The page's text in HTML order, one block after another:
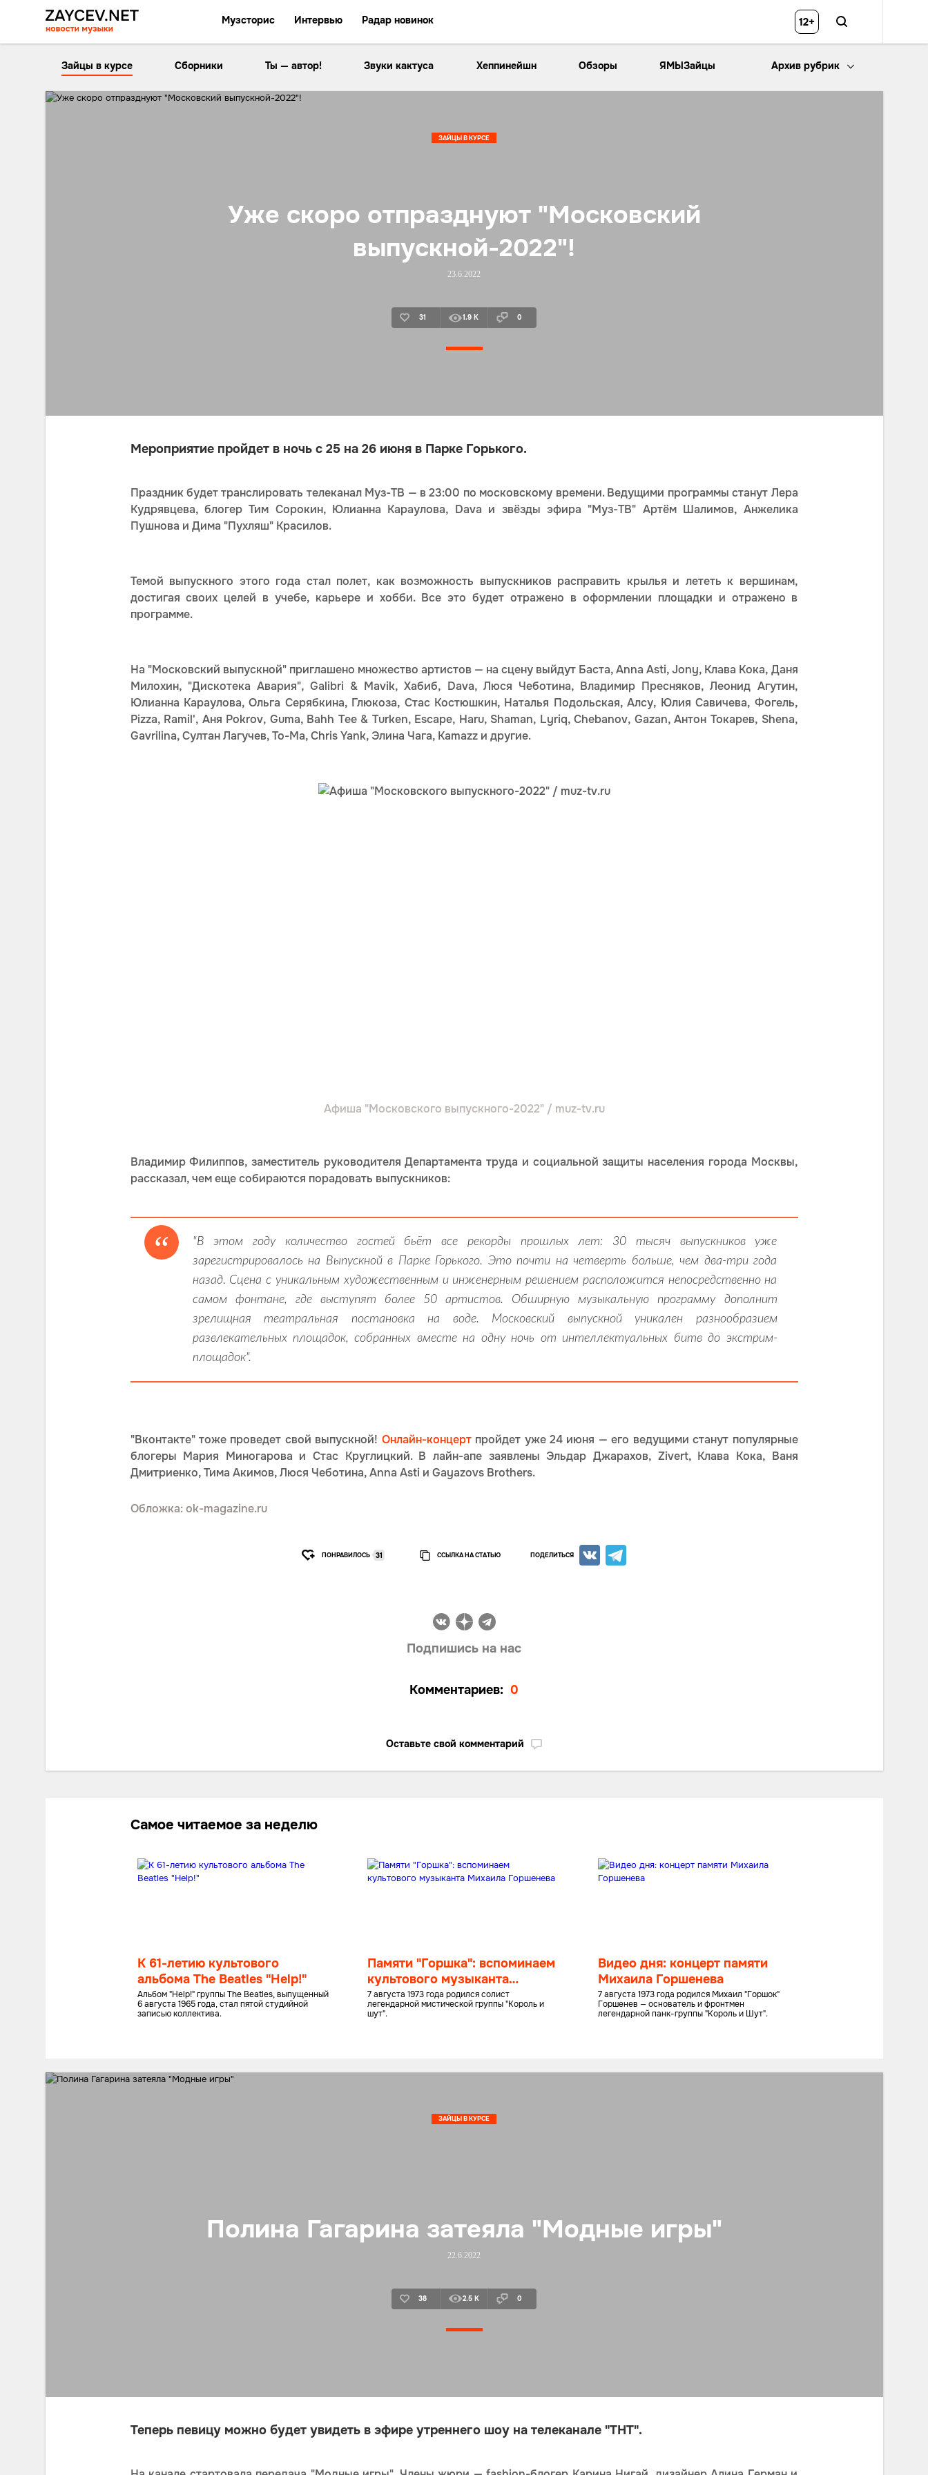
Музсторис Интервью Радар новинок 12+
Зайцы в курсе Сборники Ты — автор! Звуки кактуса Хеппинейшн Обзоры ЯМЫЗайцы Архив рубрик
Уже скоро отпразднуют "Московский
выпускной-2022"!
23.6.2022
31 1.9 K 0
ЗАЙЦЫ В КУРСЕ
Мероприятие пройдет в ночь с 25 на 26 июня в Парке Горького.
Праздник будет транслировать телеканал Муз-ТВ — в 23:00 по московскому времени. Ведущими программы станут Лера
Кудрявцева, блогер Тим Сорокин, Юлианна Караулова, Dava и звёзды эфира "Муз-ТВ" Артём Шалимов, Анжелика
Пушнова и Дима "Пухляш" Красилов.
Темой выпускного этого года стал полет, как возможность выпускников расправить крылья и лететь к вершинам,
достигая своих целей в учебе, карьере и хобби. Все это будет отражено в оформлении площадки и отражено в
программе.
На "Московский выпускной" приглашено множество артистов — на сцену выйдут Баста, Anna Asti, Jony, Клава Кока, Даня
Милохин, "Дискотека Авария", Galibri & Mavik, Хабиб, Dava, Люся Чеботина, Владимир Пресняков, Леонид Агутин,
Юлианна Караулова, Ольга Серябкина, Глюкозa, Стас Костюшкин, Наталья Подольская, Алсу, Юлия Савичева, Фогель,
Pizza, Ramil', Аня Pokrov, Guma, Bahh Tee & Turken, Escape, Haru, Shaman, Lyriq, Chebanov, Gazan, Антон Токарев, Shena,
Gavrilina, Султан Лагучев, То-Ма, Chris Yank, Элина Чага, Kamazz и другие.
Афиша "Московского выпускного-2022" / muz-tv.ru
Владимир Филиппов, заместитель руководителя Департамента труда и социальной защиты населения города Москвы,
рассказал, чем еще собираются порадовать выпускников:
"В этом году количество гостей бьёт все рекорды прошлых лет: 30 тысяч выпускников уже
зарегистрировалось на Выпускной в Парке Горького. Это почти на четверть больше, чем два-три года
назад. Сцена с уникальным художественным и инженерным решением расположится непосредственно на
самом фонтане, где выступят более 50 артистов. Обширную музыкальную программу дополнит
зрелищная театральная постановка на воде. Московский выпускной уникален разнообразием
развлекательных площадок, собранных вместе на одну ночь от интеллектуальных битв до экстрим-
площадок".
"Вконтакте" тоже проведет свой выпускной! Онлайн-концертпройдет уже 24 июня — его ведущими станут популярные
блогеры Мария Миногарова и Стас Круглицкий. В лайн-апе заявлены Эльдар Джарахов, Zivert, Клава Кока, Ваня
Дмитриенко, Тима Акимов, Люся Чеботина, Anna Asti и Gayazovs Brothers.
Обложка: ok-magazine.ru
ПОНРАВИЛОСЬ 31 ССЫЛКА НА СТАТЬЮ ПОДЕЛИТЬСЯ
Подпишись на нас
Комментариев: 0
Оставьте свой комментарий
Самое читаемое за неделю
К 61-летию культового
альбома The Beatles "Help!"
Альбом "Help!" группы The Beatles, выпущенный
6 августа 1965 года, стал пятой студийной
записью коллектива.
Памяти "Горшка": вспоминаем
культового музыканта
Михаила Горшенева
7 августа 1973 года родился солист
легендарной мистической группы "Король и
шут".
Видео дня: концерт памяти
Михаила Горшенева
7 августа 1973 года родился Михаил "Горшок"
Горшенев — основатель и фронтмен
легендарной панк-группы "Король и Шут".
Полина Гагарина затеяла "Модные игры"
22.6.2022
38 2.5 K 0
ЗАЙЦЫ В КУРСЕ
Теперь певицу можно будет увидеть в эфире утреннего шоу на телеканале "ТНТ".